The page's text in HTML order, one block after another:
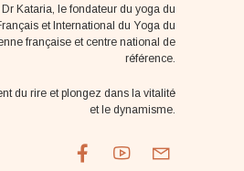
Kataria, le fondateur du yoga du
et International du Yoga du
française et centre national de
référence.
du rire et plongez dans la vitalité
et le dynamisme.